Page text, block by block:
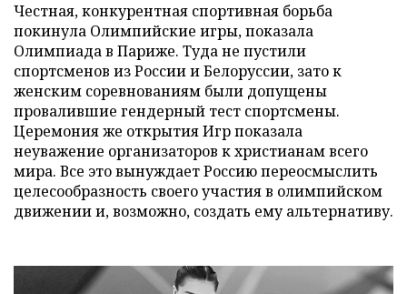
Честная, конкурентная спортивная борьба
покинула Олимпийские игры, показала
Олимпиада в Париже. Туда не пустили
спортсменов из России и Белоруссии, зато к
женским соревнованиям были допущены
провалившие гендерный тест спортсмены.
Церемония же открытия Игр показала
неуважение организаторов к христианам всего
мира. Все это вынуждает Россию переосмыслить
целесообразность своего участия в олимпийском
движении и, возможно, создать ему альтернативу.